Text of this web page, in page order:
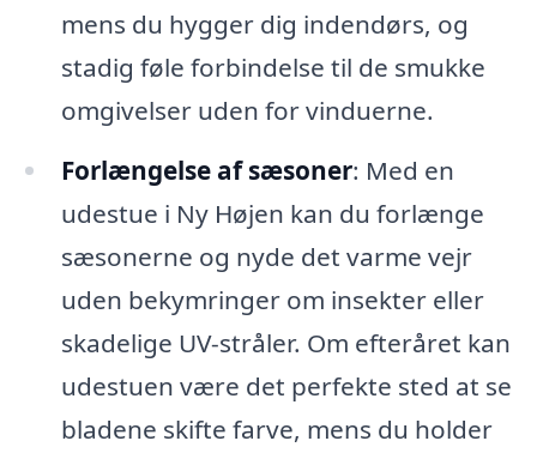
mens du hygger dig indendørs, og
stadig føle forbindelse til de smukke
omgivelser uden for vinduerne.
Forlængelse af sæsoner: Med en
udestue i Ny Højen kan du forlænge
sæsonerne og nyde det varme vejr
uden bekymringer om insekter eller
skadelige UV-stråler. Om efteråret kan
udestuen være det perfekte sted at se
bladene skifte farve, mens du holder